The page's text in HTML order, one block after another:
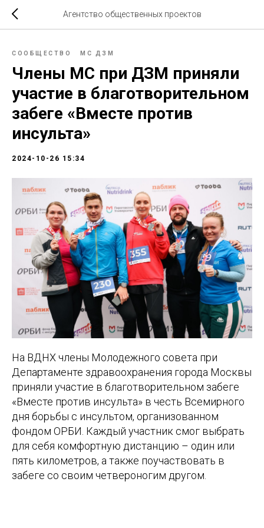
Агентство общественных проектов
СООБЩЕСТВО МС ДЗМ
Члены МС при ДЗМ приняли
участие в благотворительном
забеге «Вместе против
инсульта»
2024-10-26 15:34
На ВДНХ члены Молодежного совета при
Департаменте здравоохранения города Москвы
приняли участие в благотворительном забеге
«Вместе против инсульта» в честь Всемирного
дня борьбы с инсультом, организованном
фондом ОРБИ. Каждый участник смог выбрать
для себя комфортную дистанцию – один или
пять километров, а также поучаствовать в
забеге со своим четвероногим другом.